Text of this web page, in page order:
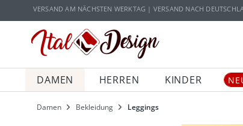
Zur Hauptnavigation springen Zum Hauptinhalt springen
VERSAND AM NÄCHSTEN WERKTAG | VERSAND NACH
DAMEN HERREN KINDER
Damen Bekleidung Leggings